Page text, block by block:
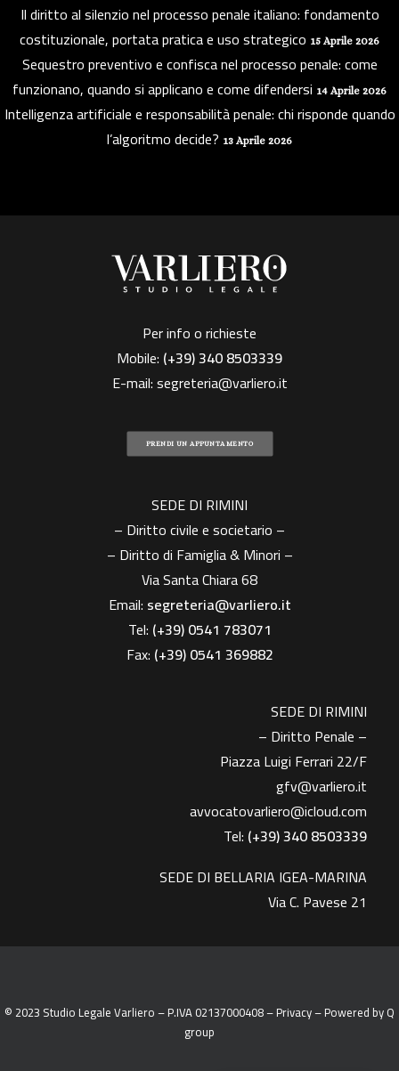
Il diritto al silenzio nel processo penale italiano: fondamento
costituzionale, portata pratica e uso strategico 15 Aprile 2026
Sequestro preventivo e confisca nel processo penale: come
funzionano, quando si applicano e come difendersi 14 Aprile 2026
Intelligenza artificiale e responsabilità penale: chi risponde quando
l’algoritmo decide? 13 Aprile 2026
Per info o richieste
Mobile: (+39)340 8503339
E-mail:segreteria@varliero.it
PRENDI UN APPUNTAMENTO
SEDE DI RIMINI
– Diritto civile e societario –
– Diritto di Famiglia & Minori –
Via Santa Chiara 68
Email: segreteria@varliero.it
Tel: (+39) 0541 783071
Fax: (+39)0541 369882
SEDE DI RIMINI
– Diritto Penale –
Piazza Luigi Ferrari 22/F
gfv@varliero.it
avvocatovarliero@icloud.com
Tel: (+39) 340 8503339
SEDE DI BELLARIA IGEA-MARINA
Via C. Pavese 21
© 2023 Studio Legale Varliero – P.IVA 02137000408 –Privacy– Powered byQ
group